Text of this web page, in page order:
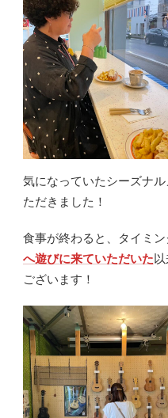
気になっていたシーズナ
ただきました！
食事が終わると、タイミ
へ遊びに来ていただいた
ございます！